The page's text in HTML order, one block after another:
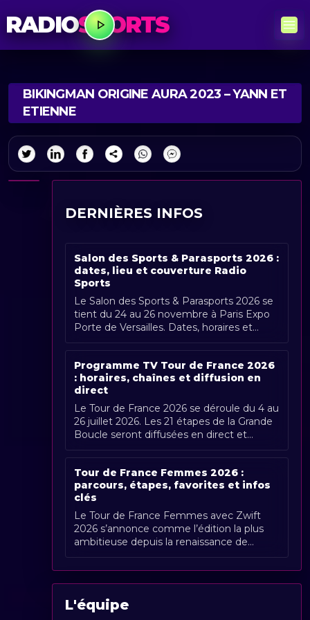
RADIOSPORTS
BIKINGMAN ORIGINE AURA 2023 – YANN ET
ETIENNE
DERNIÈRES INFOS
Salon des Sports & Parasports 2026 :
dates, lieu et couverture Radio
Sports
Le Salon des Sports & Parasports 2026 se
tient du 24 au 26 novembre à Paris Expo
Porte de Versailles. Dates, horaires et
couverture Radio Sports.
Programme TV Tour de France 2026
: horaires, chaînes et diffusion en
direct
Le Tour de France 2026 se déroule du 4 au
26 juillet 2026. Les 21 étapes de la Grande
Boucle seront diffusées en direct et
gratuitement en France par France [...]
Tour de France Femmes 2026 :
parcours, étapes, favorites et infos
clés
Le Tour de France Femmes avec Zwift
2026 s’annonce comme l’édition la plus
ambitieuse depuis la renaissance de
l’épreuve. Organisée du 1er au 9 août
2026, [...]
L'équipe